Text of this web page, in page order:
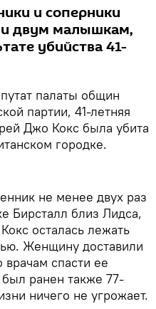
и соперники
и двум малышкам,
убийства 41-
палаты общин
партии, 41-летняя
Джо Кокс была убита
городке.
не менее двух раз
Бирсталл близ Лидса,
осталась лежать
Женщину доставили
врачам спасти ее
ранен также 77-
ничего не угрожает.